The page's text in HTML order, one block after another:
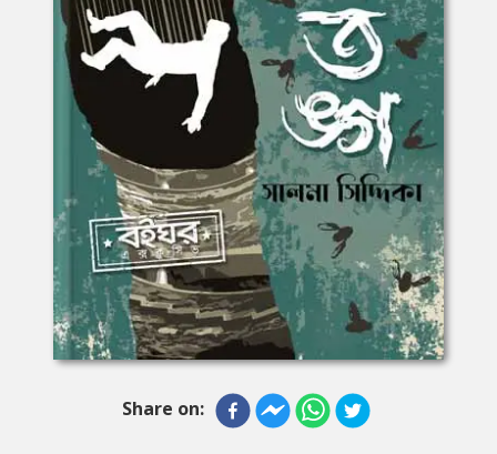
Share on: